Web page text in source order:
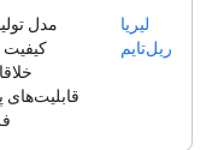
لیریا
ریل‌تایم
مدل
کیفیت